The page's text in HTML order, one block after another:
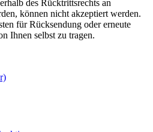
des Rücktrittsrechts an
können nicht akzeptiert werden.
für Rücksendung oder erneute
Ihnen selbst zu tragen.